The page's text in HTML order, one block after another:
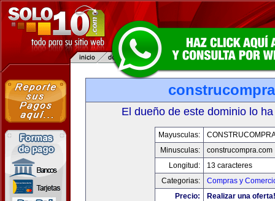
El dueño de este dominio lo
Mayusculas:
Minusculas:
construcompra.com
Longitud:
13 caracteres
Categorias:
Compras y
Precio:
Realizar una oferta!